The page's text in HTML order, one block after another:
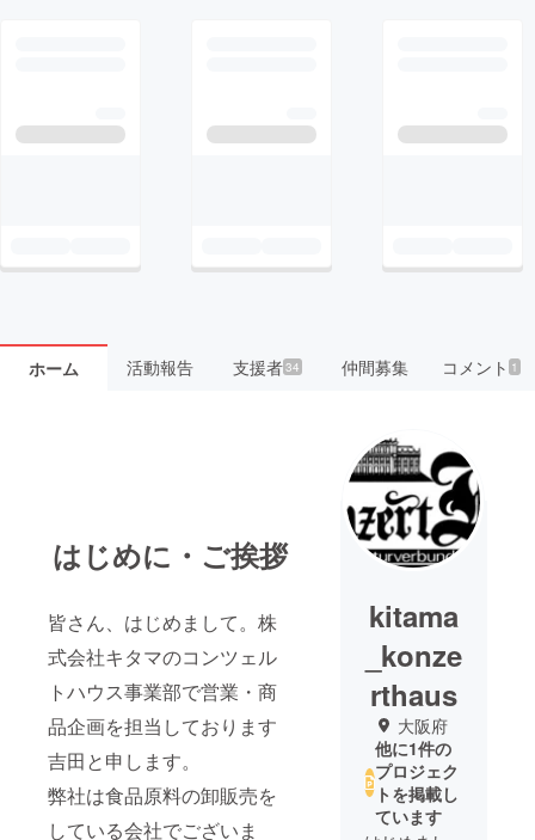
ホーム 活動報告 支援者34 仲間募集 コメント 1
はじめに・ご挨拶
皆さん、はじめまして。株
式会社キタマのコンツェル
トハウス事業部で営業・商
品企画を担当しております
吉田と申します。
弊社は食品原料の卸販売を
している会社でございま
kitama
_konze
rthaus
大阪府
他に1件の
プロジェク
トを掲載し
ています